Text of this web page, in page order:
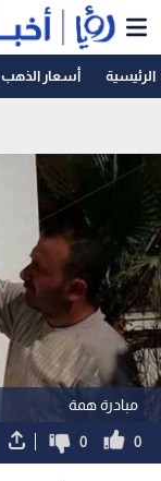
الرئيسية أسعار الذهب
مبادرة همة
0
0